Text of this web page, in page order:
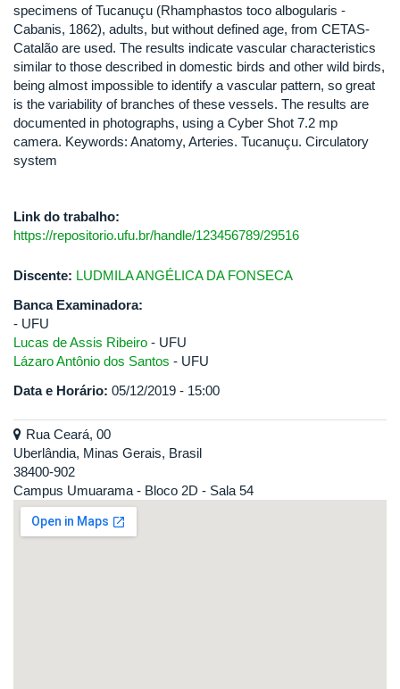
specimens of Tucanuçu (Rhamphastos toco albogularis -
Cabanis, 1862), adults, but without defined age, from CETAS-
Catalão are used. The results indicate vascular characteristics
similar to those described in domestic birds and other wild birds,
being almost impossible to identify a vascular pattern, so great
is the variability of branches of these vessels. The results are
documented in photographs, using a Cyber Shot 7.2 mp
camera. Keywords: Anatomy, Arteries. Tucanuçu. Circulatory
system
Link do trabalho:
https://repositorio.ufu.br/handle/123456789/29516
Discente: LUDMILA ANGÉLICA DA FONSECA
Banca Examinadora:
- UFU
Lucas de Assis Ribeiro - UFU
Lázaro Antônio dos Santos - UFU
Data e Horário: 05/12/2019 - 15:00
Rua Ceará, 00
Uberlândia, Minas Gerais, Brasil
38400-902
Campus Umuarama - Bloco 2D - Sala 54